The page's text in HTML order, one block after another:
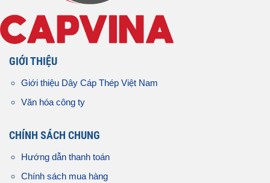
GIỚI THIỆU
Giới thiệu Dây Cáp Thép Việt Nam
Văn hóa công ty
CHÍNH SÁCH CHUNG
Hướng dẫn thanh toán
Chính sách mua hàng